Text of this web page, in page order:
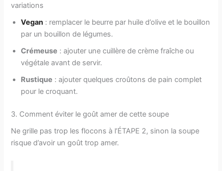
variations
Vegan : remplacer le beurre par huile d’olive et le bouillon
par un bouillon de légumes.
Crémeuse : ajouter une cuillère de crème fraîche ou
végétale avant de servir.
Rustique : ajouter quelques croûtons de pain complet
pour le croquant.
3. Comment éviter le goût amer de cette soupe
Ne grille pas trop les flocons à l’ÉTAPE 2, sinon la soupe
risque d’avoir un goût trop amer.